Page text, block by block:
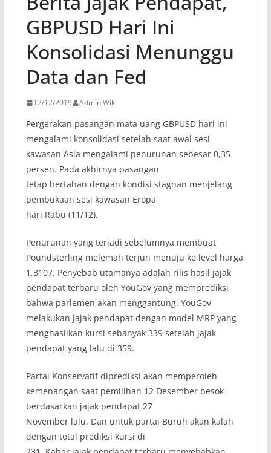
GBPUSD Hari Ini
Konsolidasi Menunggu
Data dan Fed
12/12/2019 Admin Wiki
Pergerakan pasangan mata uang GBPUSD hari ini
mengalami konsolidasi setelah saat awal sesi
kawasan Asia mengalami penurunan sebesar 0,35
persen. Pada akhirnya pasangan
tetap bertahan dengan kondisi stagnan menjelang
pembukaan sesi kawasan Eropa
hari Rabu (11/12).
Penurunan yang terjadi sebelumnya membuat
Poundsterling melemah terjun menuju ke level harga
1,3107. Penyebab utamanya adalah rilis hasil jajak
pendapat terbaru oleh YouGov yang memprediksi
bahwa parlemen akan menggantung. YouGov
melakukan jajak pendapat dengan model MRP yang
menghasilkan kursi sebanyak 339 setelah jajak
pendapat yang lalu di 359.
Partai Konservatif diprediksi akan memperoleh
kemenangan saat pemilihan 12 Desember besok
berdasarkan jajak pendapat 27
November lalu. Dan untuk partai Buruh akan kalah
dengan total prediksi kursi di